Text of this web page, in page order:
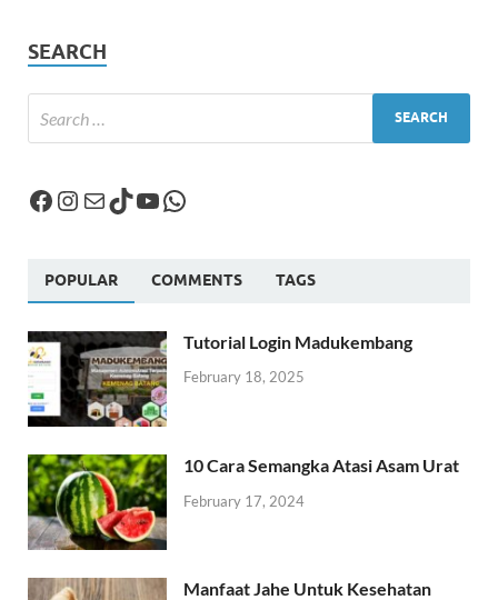
SEARCH
POPULAR COMMENTS TAGS
Tutorial Login Madukembang
February 18, 2025
10 Cara Semangka Atasi Asam Urat
February 17, 2024
Manfaat Jahe Untuk Kesehatan